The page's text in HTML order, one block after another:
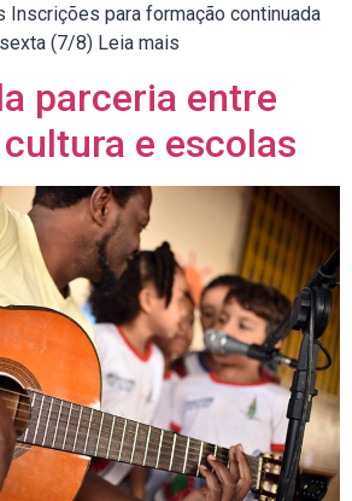
Inscrições para formação continuada
(7/8) Leia mais
parceria entre
e escolas